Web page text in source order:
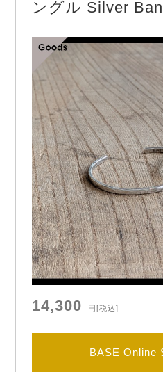
ングル Silver
14,300 円[税込]
BASE Online